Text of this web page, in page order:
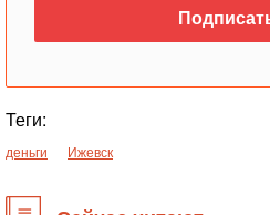
Теги:
деньги Ижевск